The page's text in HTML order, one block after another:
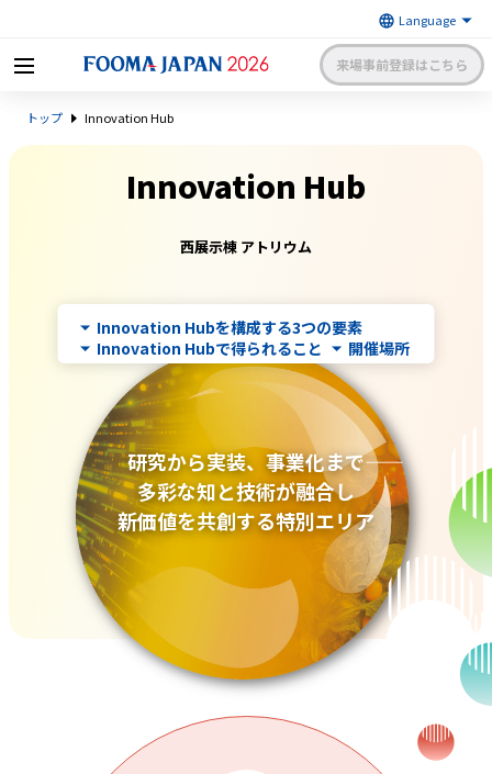
来場事前登録はこちら
級の食品製造総合展〜 | 一般社
English 簡体中文
トップ Innovation Hub
Innovation Hub
西展示棟 アトリウム
Innovation Hubを構成する3つの要素
Innovation Hubで得られること
開催場所
研究から実装、事業化まで――
多彩な知と技術が融合し
新価値を共創する特別エリア